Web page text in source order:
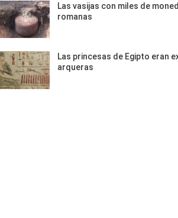
Las vasijas con miles de
romanas
Las princesas de Egipto eran
arqueras